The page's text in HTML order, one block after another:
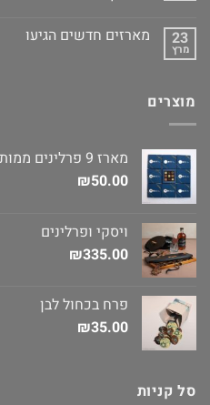
23
מרץ
מארזים חדשים הגיעו
מוצרים
מארז 9 פרלינים ממותגים להצלחה
₪50.00
ויסקי ופרלינים
₪335.00
פרח בכחול לבן
₪35.00
סל קניות